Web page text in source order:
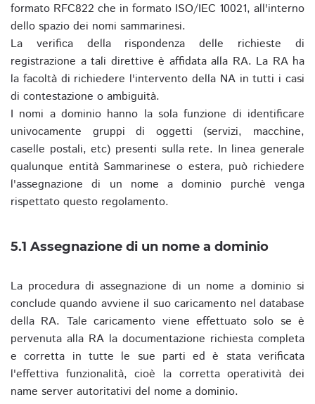
formato RFC822 che in formato ISO/IEC 10021, all'interno
dello spazio dei nomi sammarinesi.
La verifica della rispondenza delle richieste di
registrazione a tali direttive è affidata alla RA. La RA ha
la facoltà di richiedere l'intervento della NA in tutti i casi
di contestazione o ambiguità.
I nomi a dominio hanno la sola funzione di identificare
univocamente gruppi di oggetti (servizi, macchine,
caselle postali, etc) presenti sulla rete. In linea generale
qualunque entità Sammarinese o estera, può richiedere
l'assegnazione di un nome a dominio purchè venga
rispettato questo regolamento.
5.1 Assegnazione di un nome a dominio
La procedura di assegnazione di un nome a dominio si
conclude quando avviene il suo caricamento nel database
della RA. Tale caricamento viene effettuato solo se è
pervenuta alla RA la documentazione richiesta completa
e corretta in tutte le sue parti ed è stata verificata
l'effettiva funzionalità, cioè la corretta operatività dei
name server autoritativi del nome a dominio.